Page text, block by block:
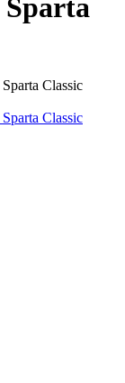
Sparta